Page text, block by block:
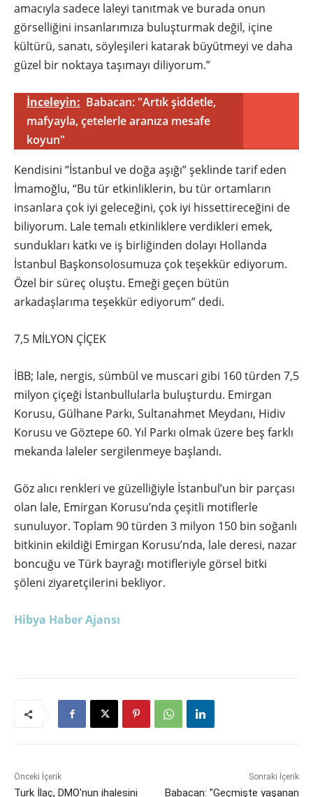
amacıyla sadece laleyi tanıtmak ve burada onun
görselliğini insanlarımıza buluşturmak değil, içine
kültürü, sanatı, söyleşileri katarak büyütmeyi ve daha
güzel bir noktaya taşımayı diliyorum.”
İnceleyin: Babacan: "Artık şiddetle,
mafyayla, çetelerle aranıza mesafe
koyun"
Kendisini “İstanbul ve doğa aşığı” şeklinde tarif eden
İmamoğlu, “Bu tür etkinliklerin, bu tür ortamların
insanlara çok iyi geleceğini, çok iyi hissettireceğini de
biliyorum. Lale temalı etkinliklere verdikleri emek,
sundukları katkı ve iş birliğinden dolayı Hollanda
İstanbul Başkonsolosumuza çok teşekkür ediyorum.
Özel bir süreç oluştu. Emeği geçen bütün
arkadaşlarıma teşekkür ediyorum” dedi.
7,5 MİLYON ÇİÇEK
İBB; lale, nergis, sümbül ve muscari gibi 160 türden 7,5
milyon çiçeği İstanbullularla buluşturdu. Emirgan
Korusu, Gülhane Parkı, Sultanahmet Meydanı, Hidiv
Korusu ve Göztepe 60. Yıl Parkı olmak üzere beş farklı
mekanda laleler sergilenmeye başlandı.
Göz alıcı renkleri ve güzelliğiyle İstanbul’un bir parçası
olan lale, Emirgan Korusu’nda çeşitli motiflerle
sunuluyor. Toplam 90 türden 3 milyon 150 bin soğanlı
bitkinin ekildiği Emirgan Korusu’nda, lale deresi, nazar
boncuğu ve Türk bayrağı motifleriyle görsel bitki
şöleni ziyaretçilerini bekliyor.
Hibya Haber Ajansı
Önceki İçerik
Turk İlaç, DMO'nun ihalesini
Sonraki İçerik
Babacan: "Geçmişte yaşanan